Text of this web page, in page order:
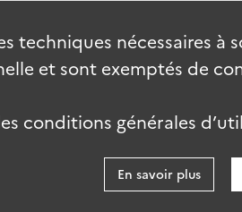
techniques nécessaires à
et sont exemptés de
conditions générales
En savoir plus